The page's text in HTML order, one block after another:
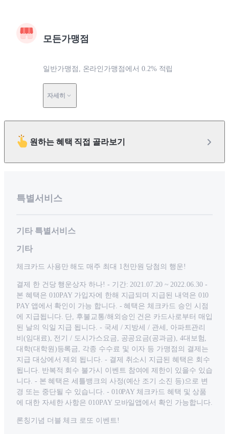
모든가맹점
일반가맹점, 온라인가맹점에서 0.2% 적립
자세히
원하는 혜택 직접 골라보기
특별서비스
기타 특별서비스
기타
체크카드 사용만 해도 매주 최대 1천만원 당첨의 행운!
결제 한 건당 행운상자 하나! - 기간: 2021.07.20 ~ 2022.06.30 -
본 혜택은 010PAY 가입자에 한해 지급되며 지급된 내역은 010
PAY 앱에서 확인이 가능 합니다. - 혜택은 체크카드 승인 시점
에 지급됩니다. 단, 후불교통/해외승인 건은 카드사로부터 매입
된 날의 익일 지급 됩니다. - 국세 / 지방세 / 관세, 아파트관리
비(임대료), 전기 / 도시가스요금, 공공요금(공과금), 4대보험,
대학(대학원)등록금, 각종 수수료 및 이자 등 가맹점의 결제는
지급 대상에서 제외 됩니다. - 결제 취소시 지급된 혜택은 회수
됩니다. 반복적 회수 불가시 이벤트 참여에 제한이 있을수 있습
니다. - 본 혜택은 세틀뱅크의 사정(예산 조기 소진 등)으로 변
경 또는 중단될 수 있습니다. - 010PAY 체크카드 혜택 및 상품
에 대한 자세한 사항은 010PAY 모바일앱에서 확인 가능합니다.
론칭기념 더블 체크 로또 이벤트!